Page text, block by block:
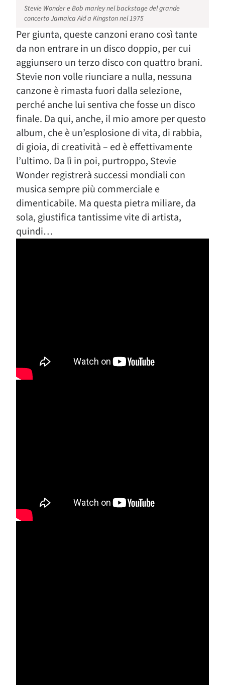
Stevie Wonder e Bob marley nel backstage del grande
concerto Jamaica Aid a Kingston nel 1975
Per giunta, queste canzoni erano così tante
da non entrare in un disco doppio, per cui
aggiunsero un terzo disco con quattro brani.
Stevie non volle riunciare a nulla, nessuna
canzone è rimasta fuori dalla selezione,
perché anche lui sentiva che fosse un disco
finale. Da qui, anche, il mio amore per questo
album, che è un’esplosione di vita, di rabbia,
di gioia, di creatività – ed è effettivamente
l’ultimo. Da lì in poi, purtroppo, Stevie
Wonder registrerà successi mondiali con
musica sempre più commerciale e
dimenticabile. Ma questa pietra miliare, da
sola, giustifica tantissime vite di artista,
quindi…